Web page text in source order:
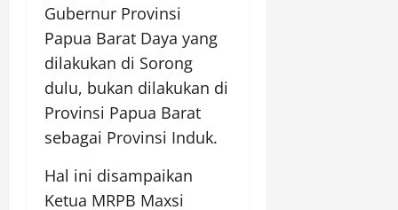
Gubernur Provinsi
Papua Barat Daya yang
dilakukan di Sorong
dulu, bukan dilakukan di
Provinsi Papua Barat
sebagai Provinsi Induk.
Hal ini disampaikan
Ketua MRPB Maxsi